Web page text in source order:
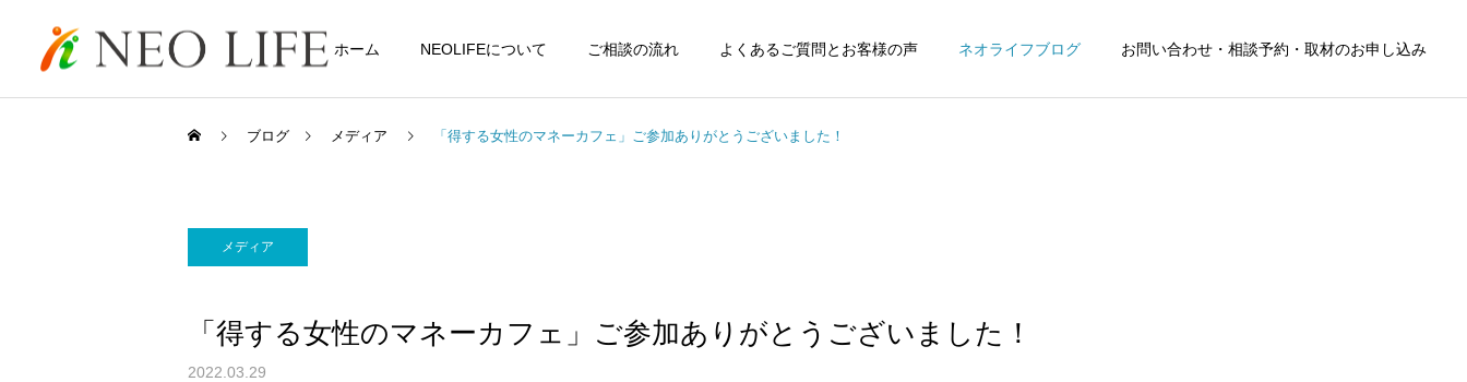
ホーム NEOLIFEについて ご相談の流れ よくあるご質問とお客様の声 ネオライフブログ お問い合わせ・相談予約・取材のお申し込み
ブログ メディア 「得する女性のマネーカフェ」ご参加ありがとうございました！
メディア
「得する女性のマネーカフェ」ご参加ありがとうございました！
2022.03.29